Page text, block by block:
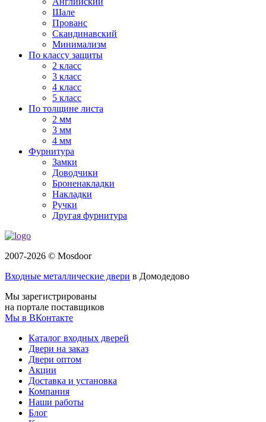
Шале
Прованс
Скандинавский
Минимализм
По классу защиты
2 класс
3 класс
4 класс
5 класс
По толщине листа
2 мм
3 мм
4 мм
Фурнитура
Замки
Доводчики
Броненакладки
Накладки
Ручки
Другая фурнитура
2007-2026 © Mosdoor
Входные металлические двери в Домодедово
Мы зарегистрированы
на портале поставщиков
Мы в ВКонтакте
Каталог входных дверей
Двери на заказ
Двери оптом
Акции
Доставка и установка
Компания
Наши работы
Блог